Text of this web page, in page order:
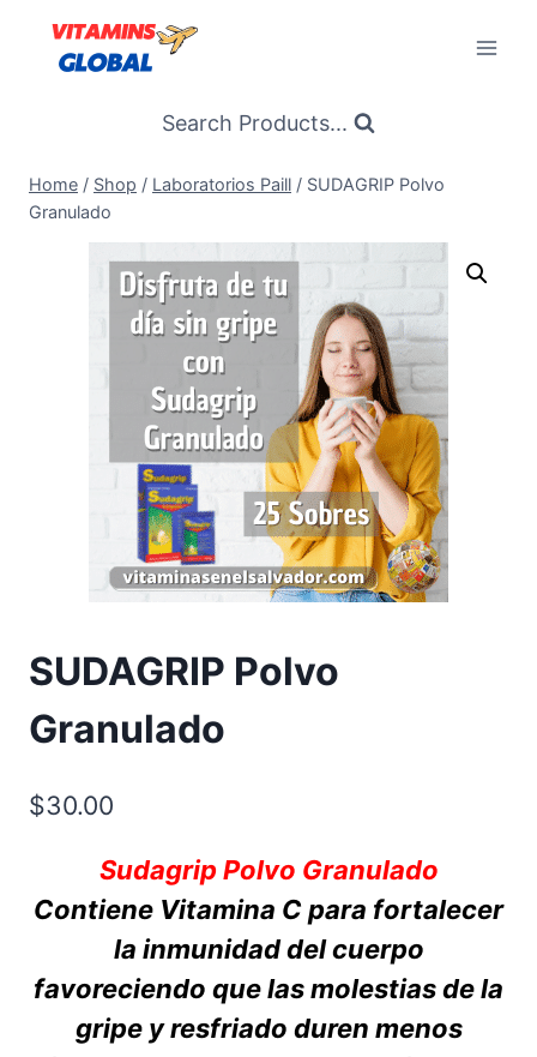
content
Search Products...
Home / Shop / Laboratorios Paill / SUDAGRIP Polvo
Granulado
SUDAGRIP Polvo
Granulado
$30.00
Sudagrip Polvo Granulado
Contiene Vitamina C para fortalecer
la inmunidad del cuerpo
favoreciendo que las molestias de la
gripe y resfriado duren menos